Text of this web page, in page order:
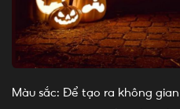
Màu sắc: Để tạo ra không